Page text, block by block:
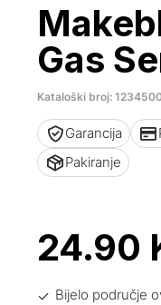
Gas
Kataloški broj:
Garancija
Pakiranje
24.90
Bijelo područje